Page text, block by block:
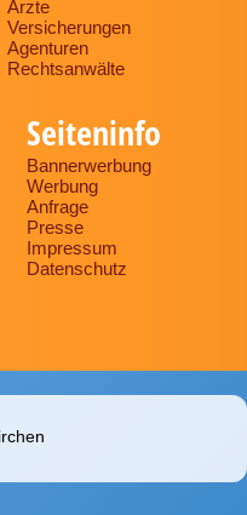
Ärzte
Versicherungen
Agenturen
Rechtsanwälte
Seiteninfo
Bannerwerbung
Werbung
Anfrage
Presse
Impressum
Datenschutz